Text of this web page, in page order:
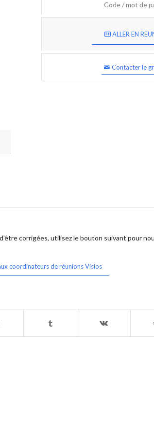
Code / mot de
ALLER EN
Contacter le
corrigées, utilisez le bouton suivant pour
coordinateurs de réunions Visios